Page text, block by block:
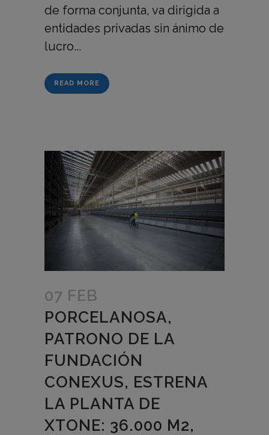
de forma conjunta, va dirigida a
entidades privadas sin ánimo de
lucro...
READ MORE
07 FEB
PORCELANOSA,
PATRONO DE LA
FUNDACIÓN
CONEXUS, ESTRENA
LA PLANTA DE
XTONE: 36.000 M2,